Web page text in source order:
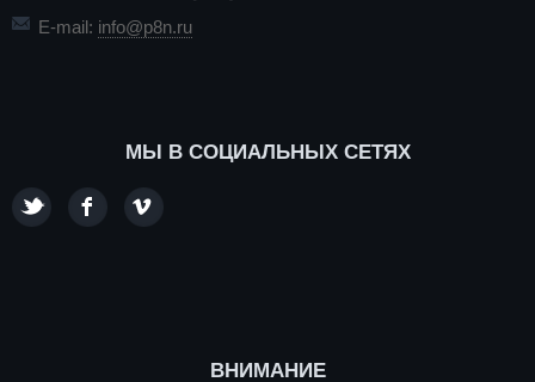
E-mail: info@p8n.ru
МЫ В СОЦИАЛЬНЫХ СЕТЯХ
ВНИМАНИЕ